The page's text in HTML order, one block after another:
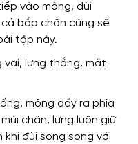
vào mông, đùi
cả bắp chân cũng sẽ
tập này.
vai, lưng thẳng, mắt
mông đẩy ra phía
chân, lưng luôn giữ
đùi song song với